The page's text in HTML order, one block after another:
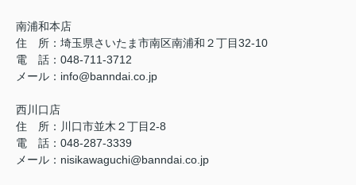
南浦和本店
住 所： 埼玉県さいたま市南区南浦和２丁目32-10
電 話：048-711-3712
メール： info@banndai.co.jp
西川口店
住 所： 川口市並木２丁目2-8
電 話：048-287-3339
メール ： nisikawaguchi@banndai.co.jp